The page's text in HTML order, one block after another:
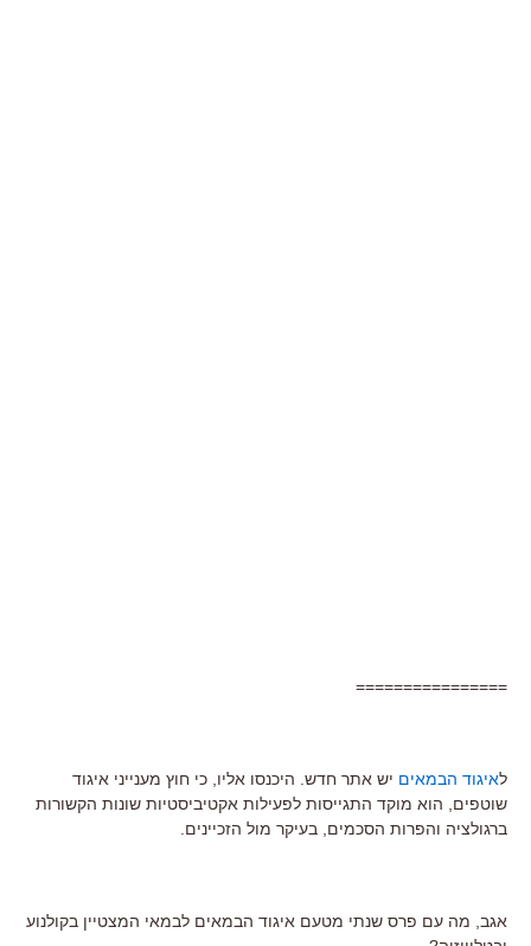
================
לאיגוד הבמאים יש אתר חדש. היכנסו אליו, כי חוץ מענייני איגוד
שוטפים, הוא מוקד התגייסות לפעילות אקטיביסטיות שונות הקשורות
ברגולציה והפרות הסכמים, בעיקר מול הזכיינים.
אגב, מה עם פרס שנתי מטעם איגוד הבמאים לבמאי המצטיין בקולנוע